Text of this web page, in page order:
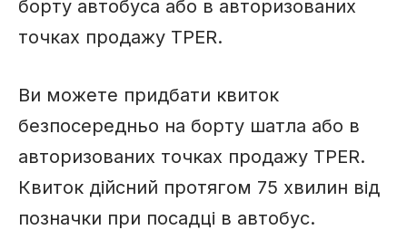
борту автобуса або в авторизованих
точках продажу TPER.
Ви можете придбати квиток
безпосередньо на борту шатла або в
авторизованих точках продажу TPER.
Квиток дійсний протягом 75 хвилин від
позначки при посадці в автобус.